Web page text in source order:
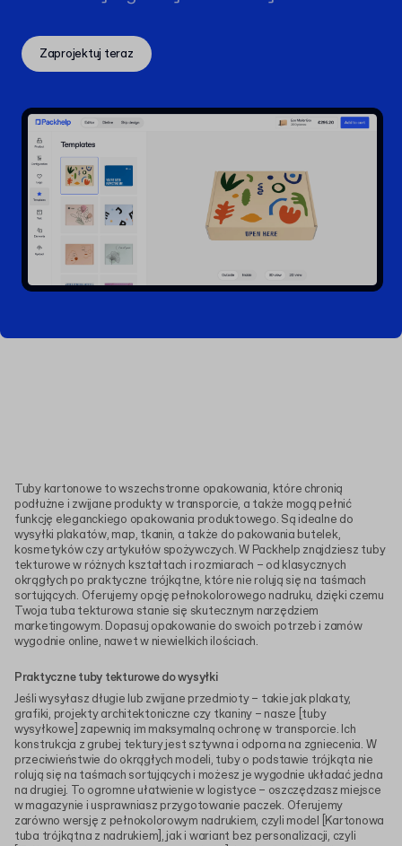
Zaprojektuj teraz
Tuby kartonowe to wszechstronne opakowania, które chronią
podłużne i zwijane produkty w transporcie, a także mogą pełnić
funkcję eleganckiego opakowania produktowego. Są idealne do
wysyłki plakatów, map, tkanin, a także do pakowania butelek,
kosmetyków czy artykułów spożywczych. W Packhelp znajdziesz tuby
tekturowe w różnych kształtach i rozmiarach – od klasycznych
okrągłych po praktyczne trójkątne, które nie rolują się na taśmach
sortujących. Oferujemy opcję pełnokolorowego nadruku, dzięki czemu
Twoja tuba tekturowa stanie się skutecznym narzędziem
marketingowym. Dopasuj opakowanie do swoich potrzeb i zamów
wygodnie online, nawet w niewielkich ilościach.
Praktyczne tuby tekturowe do wysyłki
Jeśli wysyłasz długie lub zwijane przedmioty – takie jak plakaty,
grafiki, projekty architektoniczne czy tkaniny – nasze [tuby
wysyłkowe] zapewnią im maksymalną ochronę w transporcie. Ich
konstrukcja z grubej tektury jest sztywna i odporna na zgniecenia. W
przeciwieństwie do okrągłych modeli, tuby o podstawie trójkąta nie
rolują się na taśmach sortujących i możesz je wygodnie układać jedna
na drugiej. To ogromne ułatwienie w logistyce – oszczędzasz miejsce
w magazynie i usprawniasz przygotowanie paczek. Oferujemy
zarówno wersję z pełnokolorowym nadrukiem, czyli model [Kartonowa
tuba trójkątna z nadrukiem], jak i wariant bez personalizacji, czyli